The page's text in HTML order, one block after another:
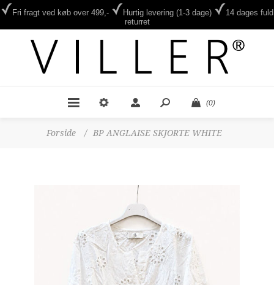
Fri fragt ved køb over 499,- Hurtig levering (1-3 dage)
14 dages fuld
returret
(0)
Forside / BP ANGLAISE SKJORTE WHITE